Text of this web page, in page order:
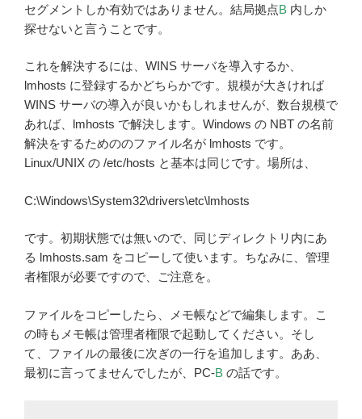
セグメントしか有効ではありません。結局拠点B 内しか
探せないと言うことです。
これを解決するには、WINS サーバを導入するか、
lmhosts に登録するかどちらかです。規模が大きければ
WINS サーバの導入が良いかもしれませんが、数台規模で
あれば、lmhosts で解決します。Windows の NBT の名前
解決をするためののファイル名が lmhosts です。
Linux/UNIX の /etc/hosts と基本は同じです。場所は、
C:\Windows\System32\drivers\etc\lmhosts
です。初期状態では無いので、同じディレクトリ内にあ
る lmhosts.sam をコピーして使います。ちなみに、管理
者権限が必要ですので、ご注意を。
ファイルをコピーしたら、メモ帳などで編集します。こ
の時もメモ帳は管理者権限で起動してください。そし
て、ファイルの最後に次ぎの一行を追加します。ああ、
最初に言ってませんでしたが、PC-B の話です。